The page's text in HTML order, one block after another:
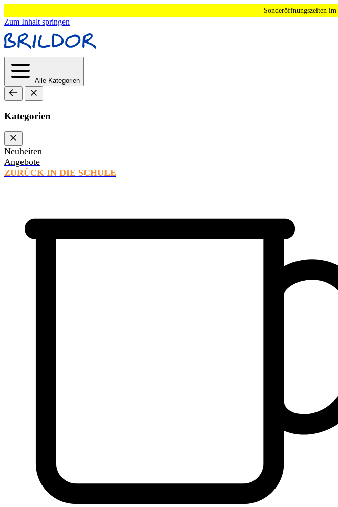
Sonderöffnungszeiten im
Zum Inhalt springen
Alle Kategorien
Kategorien
Neuheiten
Angebote
ZURÜCK IN DIE SCHULE